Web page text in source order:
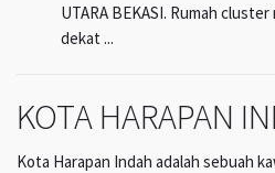
UTARA BEKASI. Rumah
dekat ...
KOTA HARAPAN
Kota Harapan Indah adalah sebuah